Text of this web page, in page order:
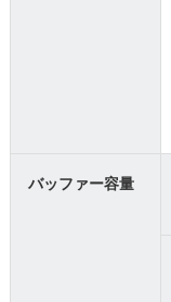
バッファー容量